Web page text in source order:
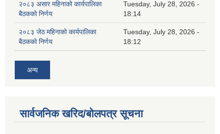
२०८३ असार महिनाको कार्यपालिका
बैठकको निर्णय
Tuesday, July 28, 2026 -
18:14
२०८३ जेठ महिनाको कार्यपालिका
बैठकको निर्णय
Tuesday, July 28, 2026 -
18:12
अन्य
सार्वजनिक खरिद/बोलपत्र सूचना